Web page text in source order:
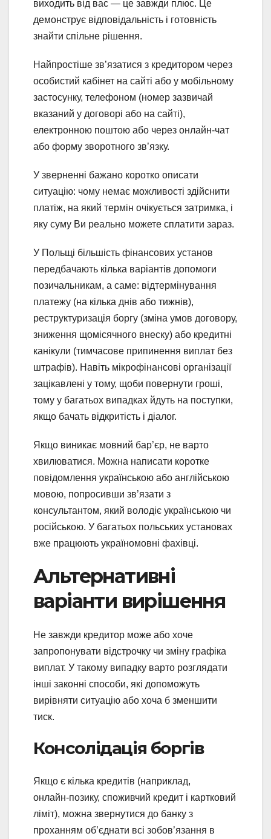
виходить від вас — це завжди плюс. Це
демонструє відповідальність і готовність
знайти спільне рішення.
Найпростіше зв’язатися з кредитором через
особистий кабінет на сайті або у мобільному
застосунку, телефоном (номер зазвичай
вказаний у договорі або на сайті),
електронною поштою або через онлайн-чат
або форму зворотного зв’язку.
У зверненні бажано коротко описати
ситуацію: чому немає можливості здійснити
платіж, на який термін очікується затримка, і
яку суму Ви реально можете сплатити зараз.
У Польщі більшість фінансових установ
передбачають кілька варіантів допомоги
позичальникам, а саме: відтермінування
платежу (на кілька днів або тижнів),
реструктуризація боргу (зміна умов договору,
зниження щомісячного внеску) або кредитні
канікули (тимчасове припинення виплат без
штрафів). Навіть мікрофінансові організації
зацікавлені у тому, щоби повернути гроші,
тому у багатьох випадках йдуть на поступки,
якщо бачать відкритість і діалог.
Якщо виникає мовний бар’єр, не варто
хвилюватися. Можна написати коротке
повідомлення українською або англійською
мовою, попросивши зв’язати з
консультантом, який володіє українською чи
російською. У багатьох польських установах
вже працюють україномовні фахівці.
Альтернативні
варіанти вирішення
Не завжди кредитор може або хоче
запропонувати відстрочку чи зміну графіка
виплат. У такому випадку варто розглядати
інші законні способи, які допоможуть
вирівняти ситуацію або хоча б зменшити
тиск.
Консолідація боргів
Якщо є кілька кредитів (наприклад,
онлайн‑позику, споживчий кредит і картковий
ліміт), можна звернутися до банку з
проханням об’єднати всі зобов’язання в